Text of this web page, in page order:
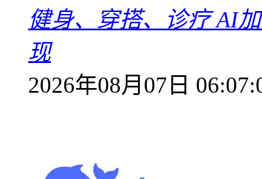
健身、穿搭、诊疗 AI
现
2026年08月07日